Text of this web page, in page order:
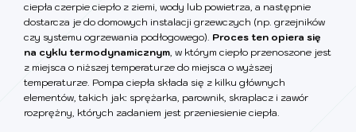
ciepła czerpie ciepło z ziemi, wody lub powietrza, a następnie
dostarcza je do domowych instalacji grzewczych (np. grzejników
czy systemu ogrzewania podłogowego). Proces ten opiera się
na cyklu termodynamicznym , w którym ciepło przenoszone jest
z miejsca o niższej temperaturze do miejsca o wyższej
temperaturze. Pompa ciepła składa się z kilku głównych
elementów, takich jak: sprężarka, parownik, skraplacz i zawór
rozprężny, których zadaniem jest przeniesienie ciepła.